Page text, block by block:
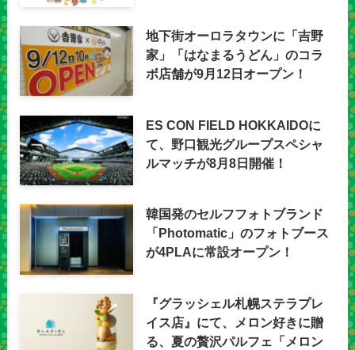
地下街オーロラタウンに「吉野
家」「はなまるうどん」のコラ
ボ店舗が9月12日オープン！
ES CON FIELD HOKKAIDOに
て、野口観光グループスペシャ
ルマッチが8月8日開催！
韓国発のセルフフォトブランド
「Photomatic」のフォトブース
が4PLAに常設オープン！
『グラッシェル札幌ステラプレ
イス店』にて、メロン好きに贈
る、夏の贅沢パルフェ「メロン